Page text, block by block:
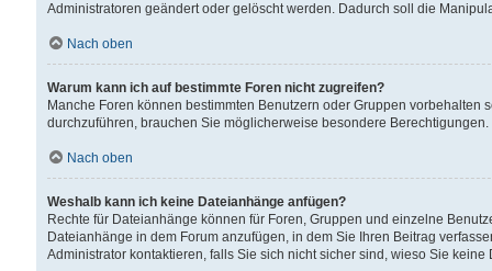
Administratoren geändert oder gelöscht werden. Dadurch soll die
Nach oben
Warum kann ich auf bestimmte Foren nicht zugreifen?
Manche Foren können bestimmten Benutzern oder Gruppen
durchzuführen, brauchen Sie möglicherweise besondere
Nach oben
Weshalb kann ich keine Dateianhänge anfügen?
Rechte für Dateianhänge können für Foren, Gruppen und einzelne
Dateianhänge in dem Forum anzufügen, in dem Sie Ihren Beitrag
Administrator kontaktieren, falls Sie sich nicht sicher sind, wieso Sie